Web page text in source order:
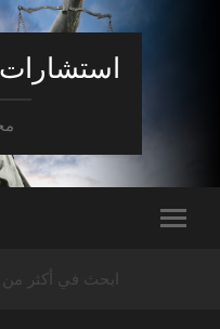
استشارات
ابحث في أكثر من 50 مليون معلومة قانونية